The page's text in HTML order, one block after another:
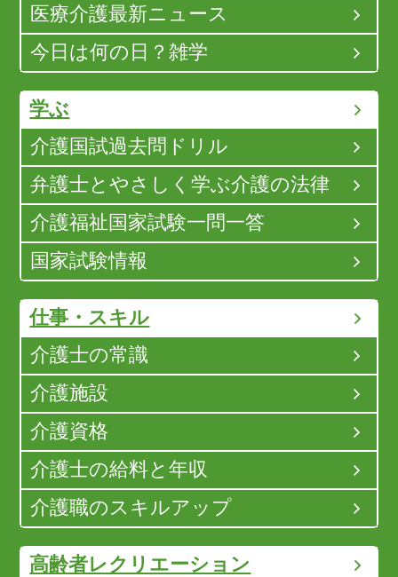
医療介護最新ニュース
今日は何の日？雑学
学ぶ
介護国試過去問ドリル
弁護士とやさしく学ぶ介護の法律
介護福祉国家試験一問一答
国家試験情報
仕事・スキル
介護士の常識
介護施設
介護資格
介護士の給料と年収
介護職のスキルアップ
高齢者レクリエーション